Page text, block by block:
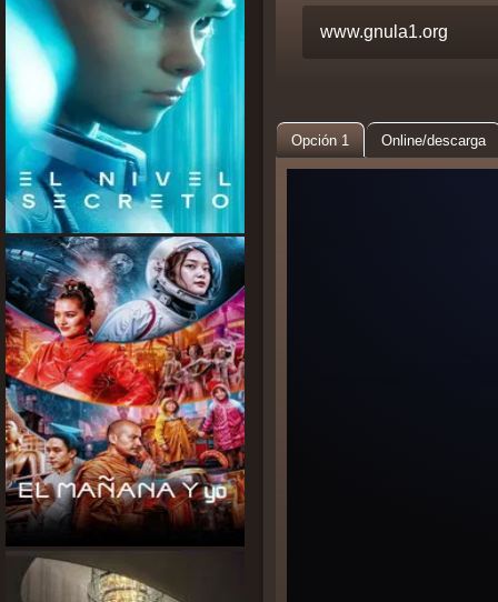
Opción 1 Online/descarga